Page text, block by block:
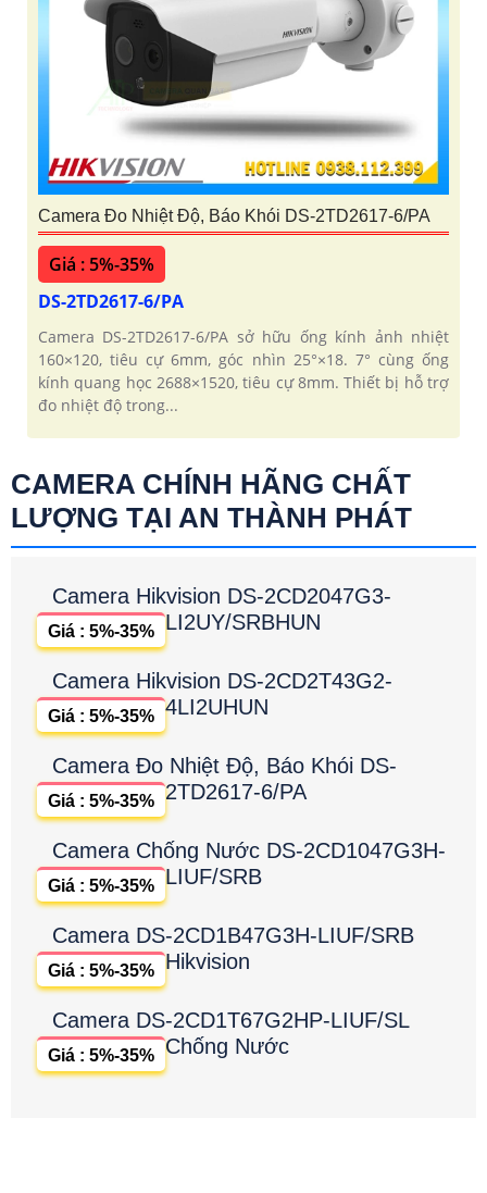
Camera Đo Nhiệt Độ, Báo Khói DS-2TD2617-6/PA
Giá : 5%-35%
DS-2TD2617-6/PA
Camera DS-2TD2617-6/PA sở hữu ống kính ảnh nhiệt
160×120, tiêu cự 6mm, góc nhìn 25°×18. 7° cùng ống
kính quang học 2688×1520, tiêu cự 8mm. Thiết bị hỗ trợ
đo nhiệt độ trong...
CAMERA CHÍNH HÃNG CHẤT
LƯỢNG TẠI AN THÀNH PHÁT
Camera Hikvision DS-2CD2047G3-
LI2UY/SRBHUN
Giá : 5%-35%
Camera Hikvision DS-2CD2T43G2-
4LI2UHUN
Giá : 5%-35%
Camera Đo Nhiệt Độ, Báo Khói DS-
2TD2617-6/PA
Giá : 5%-35%
Camera Chống Nước DS-2CD1047G3H-
LIUF/SRB
Giá : 5%-35%
Camera DS-2CD1B47G3H-LIUF/SRB
Hikvision
Giá : 5%-35%
Camera DS-2CD1T67G2HP-LIUF/SL
Chống Nước
Giá : 5%-35%